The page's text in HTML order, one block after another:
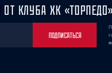
КЛУБА ХК
ПОДПИСАТЬСЯ